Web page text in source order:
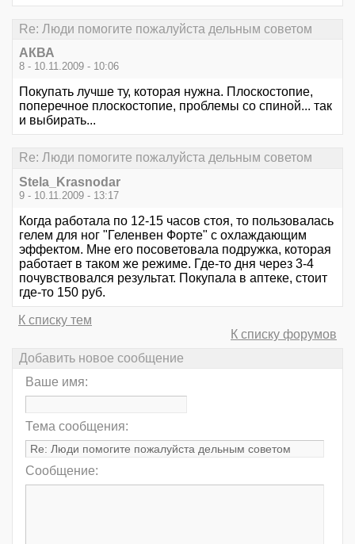
Re: Люди помогите пожалуйста дельным советом
АКВА
8 - 10.11.2009 - 10:06
Покупать лучше ту, которая нужна. Плоскостопие,
поперечное плоскостопие, проблемы со спиной... так
и выбирать...
Re: Люди помогите пожалуйста дельным советом
Stela_Krasnodar
9 - 10.11.2009 - 13:17
Когда работала по 12-15 часов стоя, то пользовалась
гелем для ног "Геленвен Форте" с охлаждающим
эффектом. Мне его посоветовала подружка, которая
работает в таком же режиме. Где-то дня через 3-4
почувствовался результат. Покупала в аптеке, стоит
где-то 150 руб.
К списку тем
К списку форумов
Добавить новое сообщение
Ваше имя:
Тема сообщения:
Сообщение: